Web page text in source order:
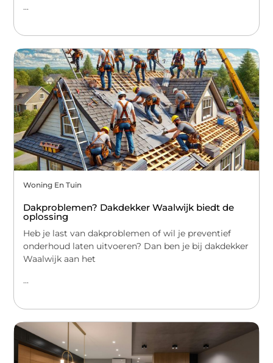
...
Woning En Tuin
Dakproblemen? Dakdekker Waalwijk biedt de
oplossing
Heb je last van dakproblemen of wil je preventief
onderhoud laten uitvoeren? Dan ben je bij dakdekker
Waalwijk aan het
...